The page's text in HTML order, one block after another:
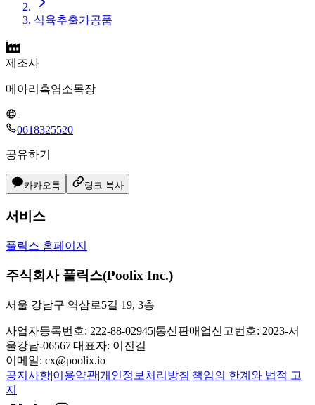
식육추출가공품
제조사
메아리흑염소목장
-
0618325520
공유하기
카카오톡 링크 복사
서비스
풀릭스 홈페이지
주식회사 풀릭스(Poolix Inc.)
서울 강남구 역삼로5길 19, 3층
사업자등록번호: 222-88-02945|통신판매업신고번호: 2023-서
울강남-06567|대표자: 이진길
이메일: cx@poolix.io
공지사항|이용약관|개인정보처리방침|책임의 한계와 법적 고
지